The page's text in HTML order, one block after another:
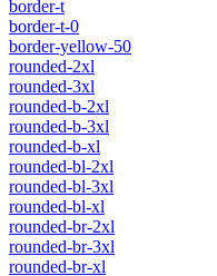
border-t
border-t-0
border-yellow-50
rounded-2xl
rounded-3xl
rounded-b-2xl
rounded-b-3xl
rounded-b-xl
rounded-bl-2xl
rounded-bl-3xl
rounded-bl-xl
rounded-br-2xl
rounded-br-3xl
rounded-br-xl